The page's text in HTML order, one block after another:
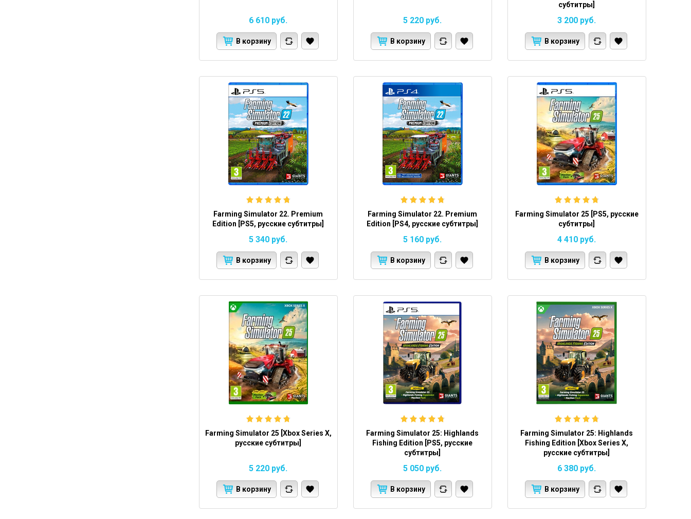
6 610 руб.
В корзину
5 220 руб.
В корзину
субтитры]
3 200 руб.
В корзину
Farming Simulator 22. Premium
Edition [PS5, русские субтитры]
5 340 руб.
В корзину
Farming Simulator 22. Premium
Edition [PS4, русские субтитры]
5 160 руб.
В корзину
Farming Simulator 25 [PS5, русские
субтитры]
4 410 руб.
В корзину
Farming Simulator 25 [Xbox Series X,
русские субтитры]
5 220 руб.
В корзину
Farming Simulator 25: Highlands
Fishing Edition [PS5, русские
субтитры]
5 050 руб.
В корзину
Farming Simulator 25: Highlands
Fishing Edition [Xbox Series X,
русские субтитры]
6 380 руб.
В корзину